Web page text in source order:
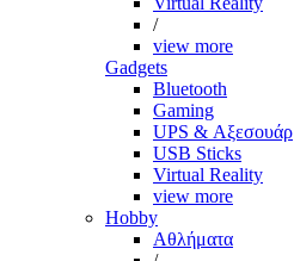
/
view more
Gadgets
Bluetooth
Gaming
UPS & Αξεσουάρ
USB Sticks
Virtual Reality
view more
Hobby
Αθλήματα